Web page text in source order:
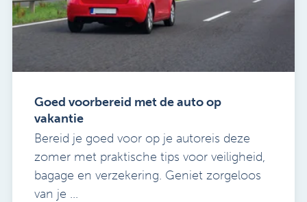
Goed voorbereid met de auto op
vakantie
Bereid je goed voor op je autoreis deze
zomer met praktische tips voor veiligheid,
bagage en verzekering. Geniet zorgeloos
van je ...